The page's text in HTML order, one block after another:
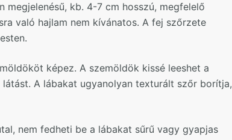
megjelenésű, kb. 4-7 cm hosszú, megfelelő
való hajlam nem kívánatos. A fej szőrzete
képez. A szemöldök kissé leeshet a
A lábakat ugyanolyan texturált szőr borítja,
nem fedheti be a lábakat sűrű vagy gyapjas